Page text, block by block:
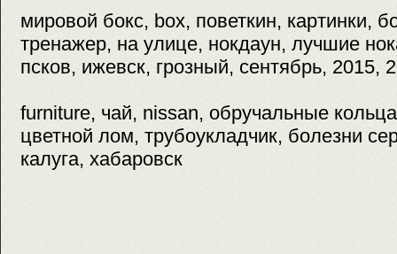
мировой бокс, box, поветкин, картинки,
тренажер, на улице, нокдаун, лучшие
псков, ижевск, грозный, сентябрь, 2015,
furniture, чай, nissan, обручальные
цветной лом, трубоукладчик, болезни
калуга, хабаровск